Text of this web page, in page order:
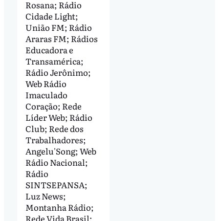
Rosana; Rádio
Cidade Light;
União FM; Rádio
Araras FM; Rádios
Educadora e
Transamérica;
Rádio Jerônimo;
Web Rádio
Imaculado
Coração; Rede
Líder Web; Rádio
Club; Rede dos
Trabalhadores;
Angelu'Song; Web
Rádio Nacional;
Rádio
SINTSEPANSA;
Luz News;
Montanha Rádio;
Rede Vida Brasil;